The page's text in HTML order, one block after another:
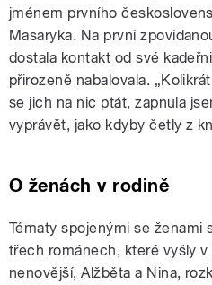
jménem prvního
Masaryka. Na první
dostala kontakt od své
přirozeně nabalovala.
se jich na nic ptát, zapnula
vyprávět, jako kdyby četly z
O ženách v rodině
Tématy spojenými se ženami
třech románech, které vyšly
nenovější, Alžběta a Nina,